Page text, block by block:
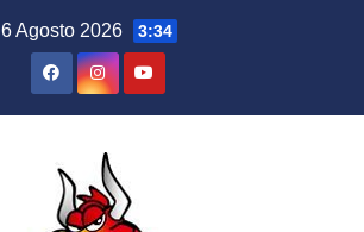
6 Agosto 2026 3:34